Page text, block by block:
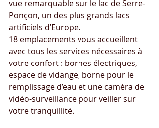
vue remarquable sur le lac de Serre-
Ponçon, un des plus grands lacs
artificiels d’Europe.
18 emplacements vous accueillent
avec tous les services nécessaires à
votre confort : bornes électriques,
espace de vidange, borne pour le
remplissage d’eau et une caméra de
vidéo-surveillance pour veiller sur
votre tranquillité.